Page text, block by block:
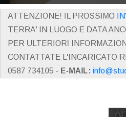
ATTENZIONE! IL PROSSIMO
TERRA' IN LUOGO E DATA
PER ULTERIORI INFORMAZIONI
CONTATTATE L'INCARICATO
0587 734105 - E-MAIL: